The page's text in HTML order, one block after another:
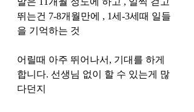
뛰는건 7-8개월만에 , 1세-3세때 일들
을 기억하는 것
어릴때 아주 뛰어나서, 기대를 하게
합니다. 선생님 없이 할 수 있는게 많
다던지